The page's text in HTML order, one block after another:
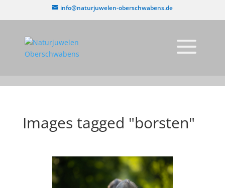
info@naturjuwelen-oberschwabens.de
Images tagged "borsten"